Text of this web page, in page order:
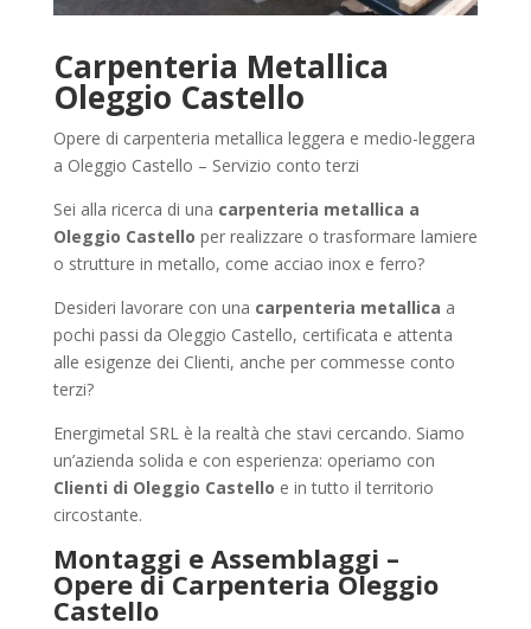
Carpenteria Metallica
Oleggio Castello
Opere di carpenteria metallica leggera e medio-leggera
a Oleggio Castello – Servizio conto terzi
Sei alla ricerca di una carpenteria metallica a
Oleggio Castello per realizzare o trasformare lamiere
o strutture in metallo, come acciao inox e ferro?
Desideri lavorare con una carpenteria metallica a
pochi passi da Oleggio Castello, certificata e attenta
alle esigenze dei Clienti, anche per commesse conto
terzi?
Energimetal SRL è la realtà che stavi cercando. Siamo
un’azienda solida e con esperienza: operiamo con
Clienti di Oleggio Castello e in tutto il territorio
circostante.
Montaggi e Assemblaggi –
Opere di Carpenteria Oleggio
Castello